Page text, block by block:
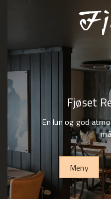
Fjøset
En lun og god
Meny